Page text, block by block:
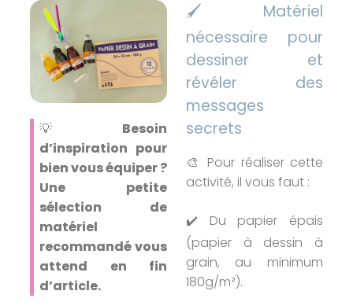
💡 Besoin
d’inspiration pour
bien vous équiper ?
Une petite
sélection de
matériel
recommandé vous
attend en fin
d’article.
🖌️ Matériel
nécessaire pour
dessiner et
révéler des
messages
secrets
🎨 Pour réaliser cette
activité, il vous faut :
✔️ Du papier épais
(papier à dessin à
grain, au minimum
180g/m²).